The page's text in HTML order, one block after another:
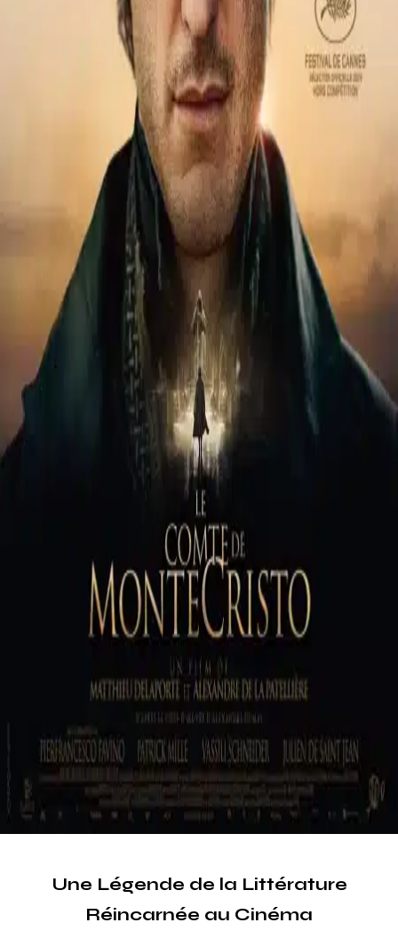
Une Légende de la Littérature
Réincarnée au Cinéma